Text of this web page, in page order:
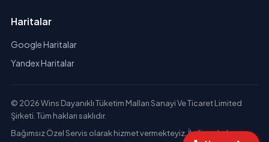
Haritalar
Google Haritalar
Yandex Haritalar
© 2026 Wins Dayanıklı Tüketim Malları Sanayi Ve Ticaret Limited
Şirketi. Tüm hakları saklıdır.
Bağımsız Özel Servis olarak hizmet vermekteyiz. İlgili markaların